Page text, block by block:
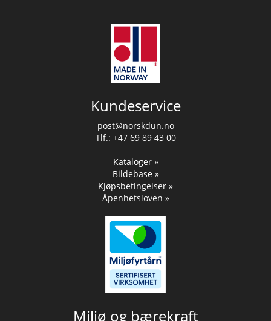
Kundeservice
post@norskdun.no
Tlf.: +47 69 89 43 00
Kataloger »
Bildebase »
Kjøpsbetingelser »
Åpenhetsloven »
Miljø og bærekraft